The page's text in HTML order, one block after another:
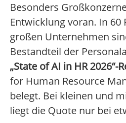
Besonders
Entwicklung voran. In 60
großen Unternehmen
Bestandteil der
„State of AI in HR 2026“-
for Human Resource
belegt. Bei kleinen und
liegt die Quote nur bei